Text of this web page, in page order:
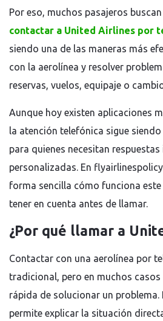
Por eso, muchos pasajeros
contactar a United Airlines por
siendo una de las maneras más
con la aerolínea y resolver
reservas, vuelos, equipaje o
Aunque hoy existen aplicaciones
la atención telefónica sigue
para quienes necesitan
personalizadas. En
forma sencilla cómo funciona este
tener en cuenta antes de llamar.
¿Por qué llamar a
Contactar con una aerolínea por
tradicional, pero en muchos
rápida de solucionar un problema.
permite explicar la situación